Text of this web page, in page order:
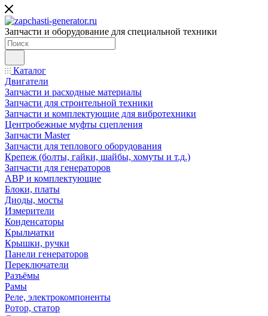
Запчасти и оборудование для специальной техники
Каталог
Двигатели
Запчасти и расходные материалы
Запчасти для строительной техники
Запчасти и комплектующие для вибротехники
Центробежные муфты сцепления
Запчасти Master
Запчасти для теплового оборудования
Крепеж (болты, гайки, шайбы, хомуты и т.д.)
Запчасти для генераторов
АВР и комплектующие
Блоки, платы
Диоды, мосты
Измерители
Конденсаторы
Крыльчатки
Крышки, ручки
Панели генераторов
Переключатели
Разъёмы
Рамы
Реле, электрокомпоненты
Ротор, статор